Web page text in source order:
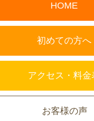
HOME
初めての方へ
アクセス・料金
お客様の声